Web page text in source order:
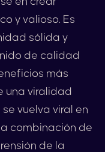
y valioso. Es
sólida y
de calidad
más
una viralidad
vuelva viral en
combinación de
de la